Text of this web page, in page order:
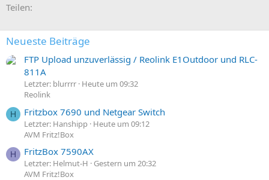
Teilen:
Neueste Beiträge
FTP Upload unzuverlässig / Reolink E1Outdoor und RLC-
811A
Letzter: blurrrr Heute um 09:32
Reolink
H Fritzbox 7690 und Netgear Switch
Letzter: Hanshipp Heute um 09:12
AVM Fritz!Box
H FritzBox 7590AX
Letzter: Helmut-H
Gestern um 20:32
AVM Fritz!Box